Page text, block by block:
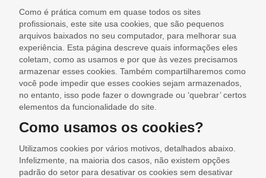
Como é prática comum em quase todos os sites
profissionais, este site usa cookies, que são pequenos
arquivos baixados no seu computador, para melhorar sua
experiência. Esta página descreve quais informações eles
coletam, como as usamos e por que às vezes precisamos
armazenar esses cookies. Também compartilharemos como
você pode impedir que esses cookies sejam armazenados,
no entanto, isso pode fazer o downgrade ou ‘quebrar’ certos
elementos da funcionalidade do site.
Como usamos os cookies?
Utilizamos cookies por vários motivos, detalhados abaixo.
Infelizmente, na maioria dos casos, não existem opções
padrão do setor para desativar os cookies sem desativar